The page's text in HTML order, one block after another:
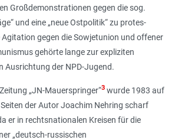
Großdemonstrationen gegen die sog.
und eine „neue Ostpolitik“ zu protes­
Agitation gegen die Sowjetunion und offener
gehörte lange zur expliziten
Ausrichtung der NPD-Jugend.
„JN-Mauerspringer“3wurde 1983 auf
der Autor Joachim Nehring scharf
er in rechtsnationalen Kreisen für die
„deutsch-russischen